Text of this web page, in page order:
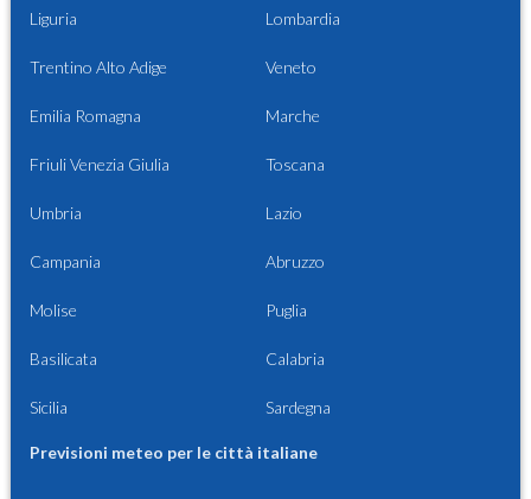
Liguria Lombardia
Trentino Alto Adige Veneto
Emilia Romagna Marche
Friuli Venezia Giulia Toscana
Umbria Lazio
Campania Abruzzo
Molise Puglia
Basilicata Calabria
Sicilia Sardegna
Previsioni meteo per le città italiane